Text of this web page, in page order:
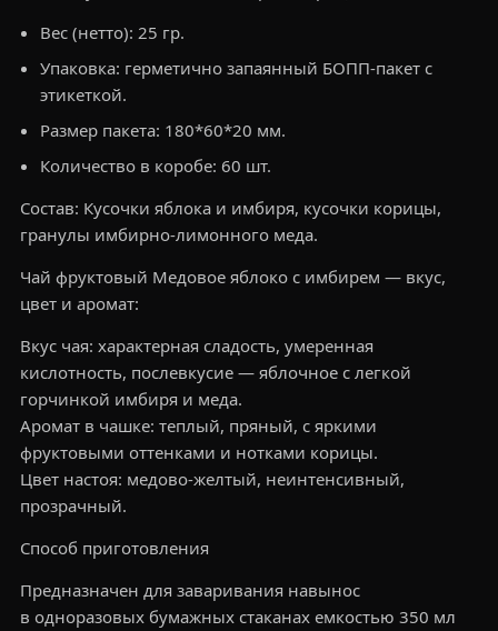
Вес (нетто): 25 гр.
Упаковка: герметично запаянный БОПП-пакет с
этикеткой.
Размер пакета: 180*60*20 мм.
Количество в коробе: 60 шт.
Состав: Кусочки яблока и имбиря, кусочки корицы,
гранулы имбирно-лимонного меда.
Чай фруктовый Медовое яблоко с имбирем — вкус,
цвет и аромат:
Вкус чая: характерная сладость, умеренная
кислотность, послевкусие — яблочное с легкой
горчинкой имбиря и меда.
Аромат в чашке: теплый, пряный, с яркими
фруктовыми оттенками и нотками корицы.
Цвет настоя: медово-желтый, неинтенсивный,
прозрачный.
Способ приготовления
Предназначен для заваривания навынос
в одноразовых бумажных стаканах емкостью 350 мл